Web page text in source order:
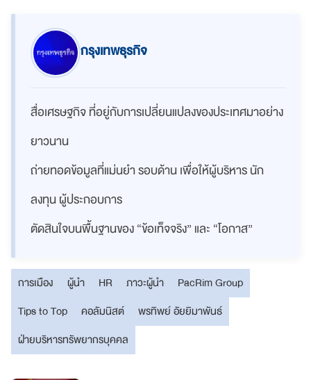
กรุงเทพธุรกิจ
สื่อเศรษฐกิจ ที่อยู่กับการเปลี่ยนแปลงของประเทศมาอย่าง
ยาวนาน
ถ่ายทอดข้อมูลที่แม่นยำ รอบด้าน เพื่อให้ผู้บริหาร นัก
ลงทุน ผู้ประกอบการ
ตัดสินใจบนพื้นฐานของ “ข้อเท็จจริง” และ “โอกาส”
การเมือง ผู้นำ HR ภาวะผู้นำ
PacRim Group
Tips to Top
คอลัมนิสต์
พรทิพย์ อัยยิมาพันธ์
ฝ่ายบริหารทรัพยากรบุคคล